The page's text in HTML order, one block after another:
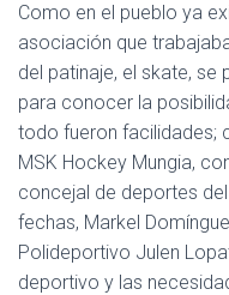
Como en el pueblo ya
asociación que
del patinaje, el skate,
para conocer la
todo fueron facilidades;
MSK Hockey Mungia,
concejal de deportes
fechas, Markel
Polideportivo Julen
deportivo y las